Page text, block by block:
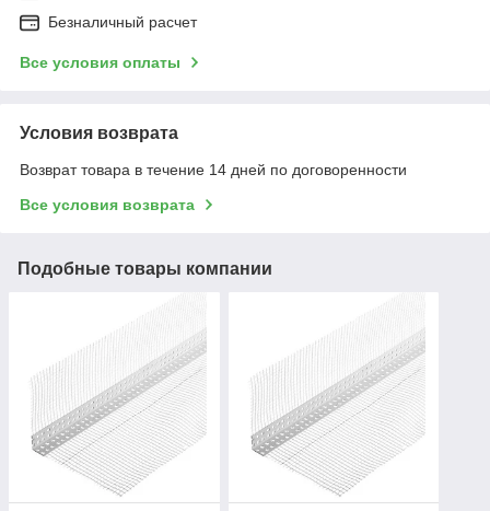
Безналичный расчет
Все условия оплаты
Условия возврата
Возврат товара в течение 14 дней по договоренности
Все условия возврата
Подобные товары компании